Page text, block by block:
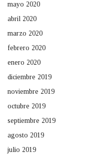
mayo 2020
abril 2020
marzo 2020
febrero 2020
enero 2020
diciembre 2019
noviembre 2019
octubre 2019
septiembre 2019
agosto 2019
julio 2019